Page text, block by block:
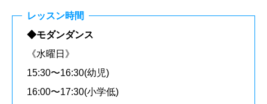
レッスン時間
◆モダンダンス
《水曜日》
15:30〜16:30(幼児)
16:00〜17:30(小学低)